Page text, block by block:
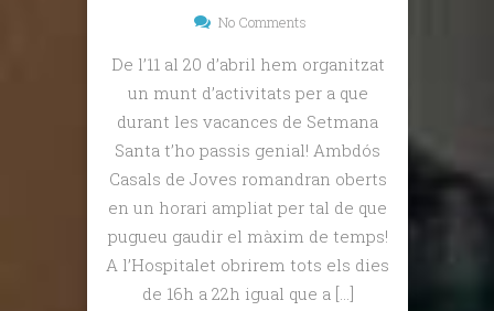
No Comments
De l’11 al 20 d’abril hem organitzat
un munt d’activitats per a que
durant les vacances de Setmana
Santa t’ho passis genial! Ambdós
Casals de Joves romandran oberts
en un horari ampliat per tal de que
pugueu gaudir el màxim de temps!
A l’Hospitalet obrirem tots els dies
de 16h a 22h igual que a […]